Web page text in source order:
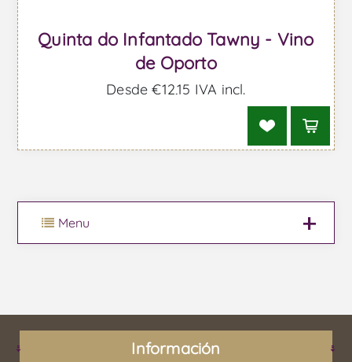
Quinta do Infantado Tawny - Vino
de Oporto
Desde €12,15 IVA incl.
Menu
Información